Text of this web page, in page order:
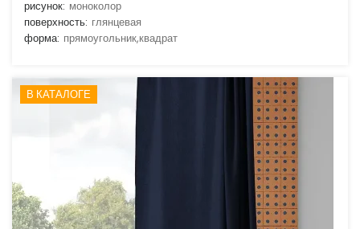
рисунок: моноколор
поверхность: глянцевая
форма: прямоугольник,квадрат
В КАТАЛОГЕ